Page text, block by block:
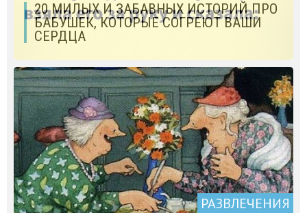
20 МИЛЫХ И ЗАБАВНЫХ ИСТОРИЙ ПРО
БАБУШЕК, КОТОРЫЕ СОГРЕЮТ ВАШИ
СЕРДЦА
РАЗВЛЕЧЕНИЯ